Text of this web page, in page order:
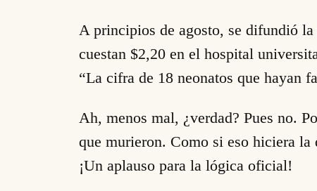
A principios de agosto, se difundió
cuestan $2,20 en el hospital
“La cifra de 18 neonatos que hayan
Ah, menos mal, ¿verdad? Pues no.
que murieron. Como si eso hiciera
¡Un aplauso para la lógica oficial!